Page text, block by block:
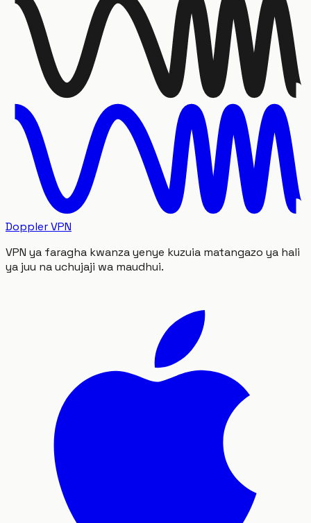
Doppler VPN
VPN ya faragha kwanza yenye kuzuia matangazo ya hali
ya juu na uchujaji wa maudhui.